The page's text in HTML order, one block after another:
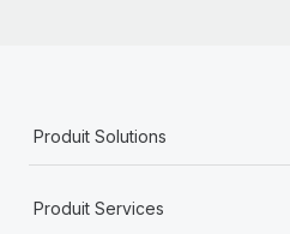
Produit Solutions
Produit Services